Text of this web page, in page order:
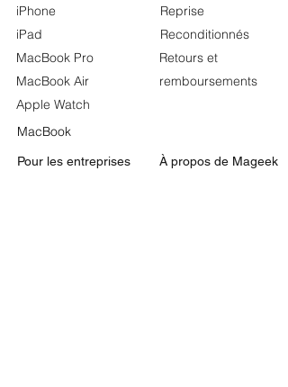
iPhone
iPad
MacBook Pro
MacBook Air
Apple Watch
Reprise
Reconditionnés
Retours et
remboursements
MacBook
Pour les entreprises À propos de Mageek